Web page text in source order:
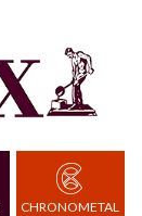
CHRONOMETAL